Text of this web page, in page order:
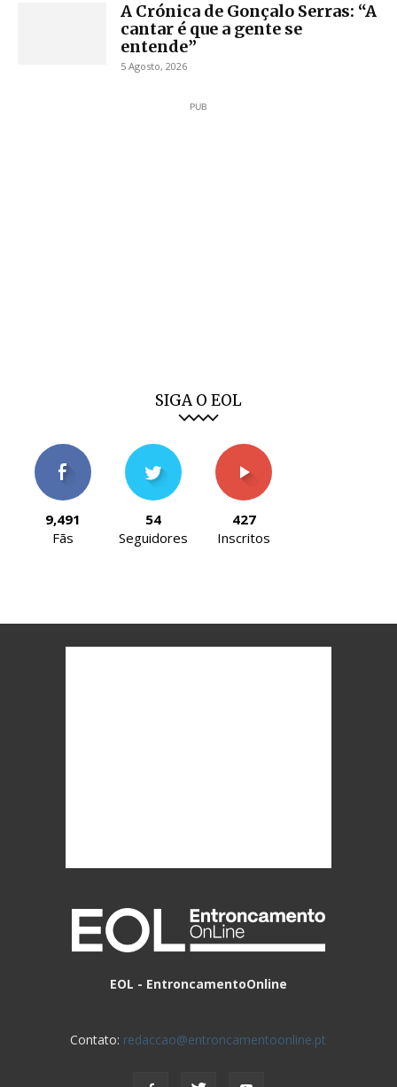
A Crónica de Gonçalo Serras: “A
cantar é que a gente se
entende”
5 Agosto, 2026
PUB
SIGA O EOL
9,491
Fãs
54
Seguidores
427
Inscritos
EOL - EntroncamentoOnline
Contato: redaccao@entroncamentoonline.pt